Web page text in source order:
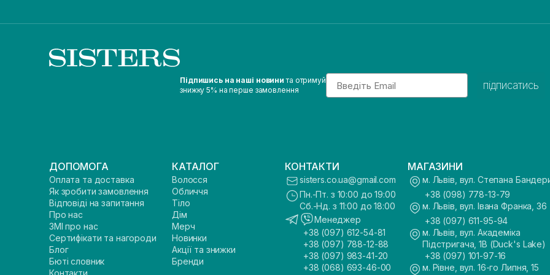
Підпишись на наші новини та отримуй
знижку 5% на перше замовлення
Email
підписатись
ДОПОМОГА
Оплата та доставка
Як зробити замовлення
Відповіді на запитання
Про нас
ЗМІ про нас
Сертифікати та нагороди
Блог
Бюті словник
Контакти
КАТАЛОГ
Волосся
Обличчя
Тіло
Дім
Мерч
Новинки
Акції та знижки
Бренди
КОНТАКТИ
sisters.co.ua@gmail.com
Пн.-Пт. з 10:00 до 19:00
Сб.-Нд. з 11:00 до 18:00
Менеджер
+38 (097) 612-54-81
+38 (097) 788-12-88
+38 (097) 983-41-20
+38 (068) 693-46-00
МАГАЗИНИ
м. Львів, вул. Степана
+38 (098) 778-13-79
м. Львів, вул. Івана Франка, 36
+38 (097) 611-95-94
м. Львів, вул. Академіка
Підстригача, 1В (Duck's Lake)
+38 (097) 101-97-16
м. Рівне, вул. 16-го Липня, 15